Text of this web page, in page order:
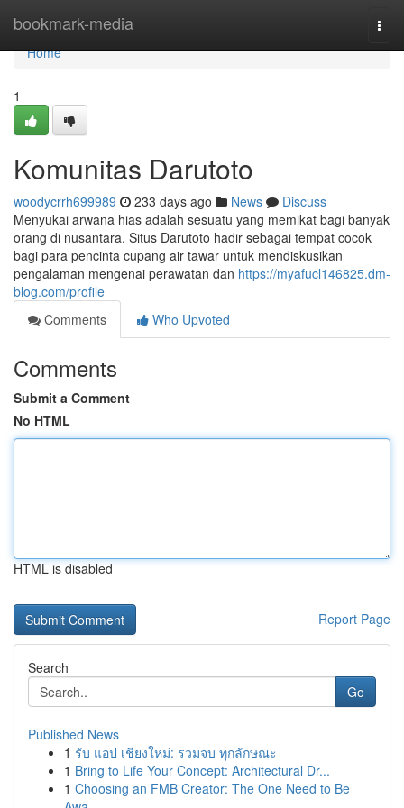
bookmark-media
Home
Home
1
Komunitas Darutoto
woodycrrh699989 233 days ago News
Discuss
Menyukai arwana hias adalah sesuatu yang memikat bagi banyak
orang di nusantara. Situs Darutoto hadir sebagai tempat cocok
bagi para pencinta cupang air tawar untuk mendiskusikan
pengalaman mengenai perawatan dan https://myafucl146825.dm-
blog.com/profile
Comments
Who Upvoted
Comments
Submit a Comment
No HTML
HTML is disabled
Report Page
Search
Go
Published News
1 รับ แอป เชียงใหม่: รวมจบ ทุกลักษณะ
1 Bring to Life Your Concept: Architectural Dr...
1 Choosing an FMB Creator: The One Need to Be